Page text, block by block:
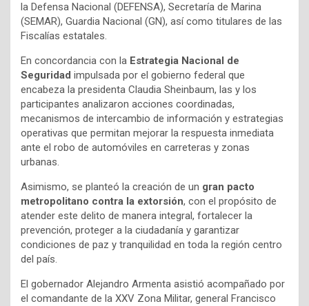
la Defensa Nacional (DEFENSA), Secretaría de Marina
(SEMAR), Guardia Nacional (GN), así como titulares de las
Fiscalías estatales.
En concordancia con la Estrategia Nacional de
Seguridad impulsada por el gobierno federal que
encabeza la presidenta Claudia Sheinbaum, las y los
participantes analizaron acciones coordinadas,
mecanismos de intercambio de información y estrategias
operativas que permitan mejorar la respuesta inmediata
ante el robo de automóviles en carreteras y zonas
urbanas.
Asimismo, se planteó la creación de un gran pacto
metropolitano contra la extorsión, con el propósito de
atender este delito de manera integral, fortalecer la
prevención, proteger a la ciudadanía y garantizar
condiciones de paz y tranquilidad en toda la región centro
del país.
El gobernador Alejandro Armenta asistió acompañado por
el comandante de la XXV Zona Militar, general Francisco